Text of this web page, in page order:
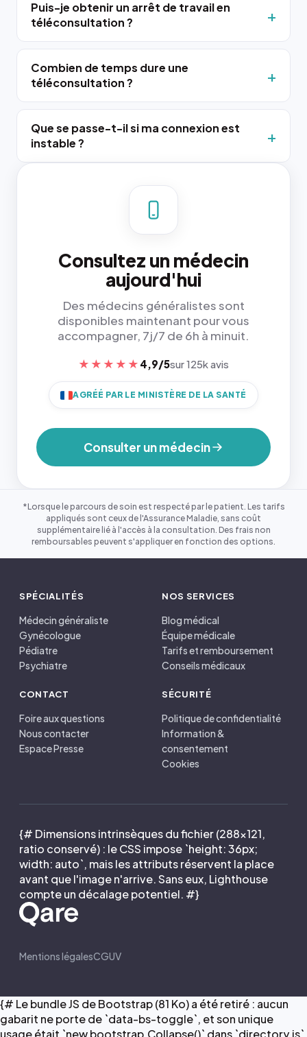
Puis-je obtenir un arrêt de travail en
téléconsultation ?
Combien de temps dure une
téléconsultation ?
Que se passe-t-il si ma connexion est
instable ?
Consultez un médecin
aujourd'hui
Des médecins généralistes sont
disponibles maintenant pour vous
accompagner, 7j/7 de 6h à minuit.
★★★★★ 4,9/5sur 125k avis
AGRÉÉ PAR LE MINISTÈRE DE LA SANTÉ
Consulter un médecin
*Lorsque le parcours de soin est respecté par le patient. Les tarifs
appliqués sont ceux de l'Assurance Maladie, sans coût
supplémentaire lié à l'accès à la consultation. Des frais non
remboursables peuvent s'appliquer en fonction des options.
SPÉCIALITÉS
Médecin généraliste
Gynécologue
Pédiatre
Psychiatre
NOS SERVICES
Blog médical
Équipe médicale
Tarifs et remboursement
Conseils médicaux
CONTACT
Foire aux questions
Nous contacter
Espace Presse
SÉCURITÉ
Politique de confidentialité
Information &
consentement
Cookies
{# Dimensions intrinsèques du fichier (288×121,
ratio conservé) : le CSS impose `height: 36px;
width: auto`, mais les attributs réservent la place
avant que l'image n'arrive. Sans eux, Lighthouse
compte un décalage potentiel. #}
Mentions légalesCGUV
{# Le bundle JS de Bootstrap (81 Ko) a été retiré : aucun
gabarit ne porte de `data-bs-toggle`, et son unique
usage était `new bootstrap.Collapse()` dans `directory.js`